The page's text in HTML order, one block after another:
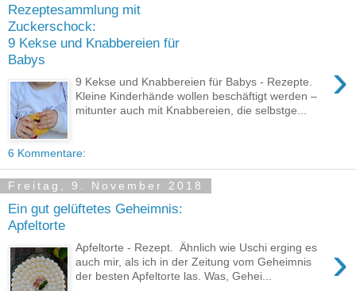
Rezeptesammlung mit
Zuckerschock:
9 Kekse und Knabbereien für
Babys
›
9 Kekse und Knabbereien für Babys - Rezepte.
Kleine Kinderhände wollen beschäftigt werden –
mitunter auch mit Knabbereien, die selbstge...
6 Kommentare:
Freitag, 9. November 2018
Ein gut gelüftetes Geheimnis:
Apfeltorte
›
Apfeltorte - Rezept. Ähnlich wie Uschi erging es
auch mir, als ich in der Zeitung vom Geheimnis
der besten Apfeltorte las. Was, Gehei...